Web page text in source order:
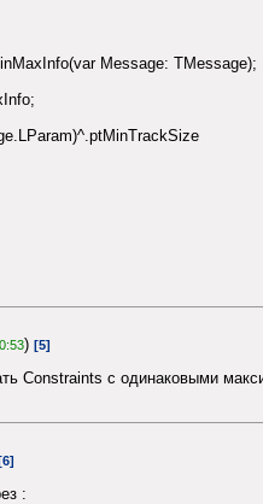
Message: TMessage);
) [5]
Constraints с одинаковыми
: